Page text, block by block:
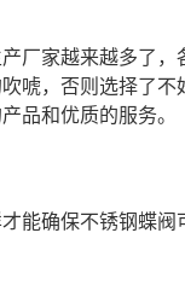
厂家越来越多了，
唬，否则选择了
品和优质的服务。
能确保不锈钢蝶阀